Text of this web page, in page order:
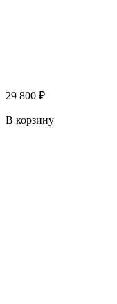
29 800 ₽
В корзину